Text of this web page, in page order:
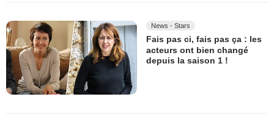
News - Stars
Fais pas ci, fais pas ça : les
acteurs ont bien changé
depuis la saison 1 !